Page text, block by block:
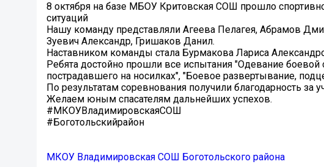
8 октября на базе МБОУ Критовская СОШ прошло
ситуаций
Нашу команду представляли Агеева Пелагея, Абрамов
Зуевич Александр, Гришаков Данил.
Наставником команды стала Бурмакова Лариса
Ребята достойно прошли все испытания "Одевание
пострадавшего на носилках", "Боевое развертывание,
По результатам соревнования получили благодарность за
Желаем юным спасателям дальнейших успехов.
#МКОУВладимировскаяСОШ
#Боготольскийрайон
МКОУ Владимировская СОШ Боготольского района